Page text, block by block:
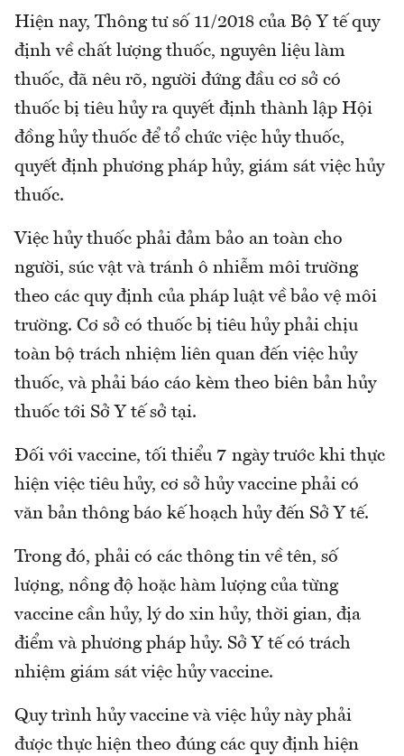
Hiện nay, Thông tư số 11/2018 của Bộ Y tế quy
định về chất lượng thuốc, nguyên liệu làm
thuốc, đã nêu rõ, người đứng đầu cơ sở có
thuốc bị tiêu hủy ra quyết định thành lập Hội
đồng hủy thuốc để tổ chức việc hủy thuốc,
quyết định phương pháp hủy, giám sát việc hủy
thuốc.
Việc hủy thuốc phải đảm bảo an toàn cho
người, súc vật và tránh ô nhiễm môi trường
theo các quy định của pháp luật về bảo vệ môi
trường. Cơ sở có thuốc bị tiêu hủy phải chịu
toàn bộ trách nhiệm liên quan đến việc hủy
thuốc, và phải báo cáo kèm theo biên bản hủy
thuốc tới Sở Y tế sở tại.
Đối với vaccine, tối thiểu 7 ngày trước khi thực
hiện việc tiêu hủy, cơ sở hủy vaccine phải có
văn bản thông báo kế hoạch hủy đến Sở Y tế.
Trong đó, phải có các thông tin về tên, số
lượng, nồng độ hoặc hàm lượng của từng
vaccine cần hủy, lý do xin hủy, thời gian, địa
điểm và phương pháp hủy. Sở Y tế có trách
nhiệm giám sát việc hủy vaccine.
Quy trình hủy vaccine và việc hủy này phải
được thực hiện theo đúng các quy định hiện